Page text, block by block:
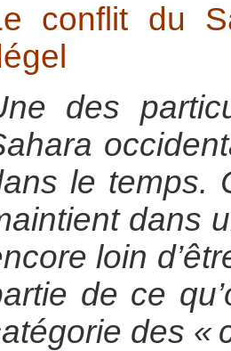
conflit du
des
le temps.
dans
loin
de ce
des «